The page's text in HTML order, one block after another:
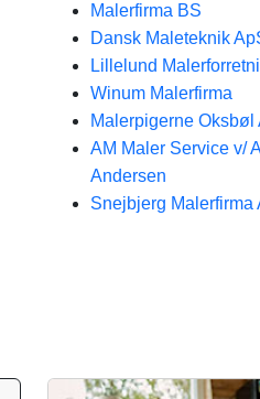
Malerfirma BS
Dansk Maleteknik
Lillelund
Winum Malerfirma
Malerpigerne Oksbøl
AM Maler Service v/
Andersen
Snejbjerg Malerfirma